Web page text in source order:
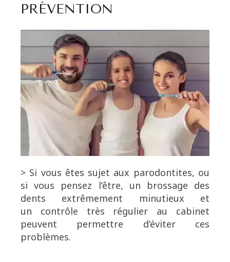
PRÉVENTION
> Si vous êtes sujet aux parodontites, ou
si vous pensez l’être, un brossage des
dents extrêmement minutieux et
un contrôle très régulier au cabinet
peuvent permettre d’éviter ces
problèmes.